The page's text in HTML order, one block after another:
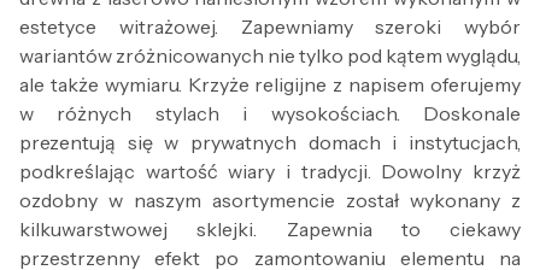
estetyce witrażowej. Zapewniamy szeroki wybór
wariantów zróżnicowanych nie tylko pod kątem wyglądu,
ale także wymiaru. Krzyże religijne z napisem oferujemy
w różnych stylach i wysokościach. Doskonale
prezentują się w prywatnych domach i instytucjach,
podkreślając wartość wiary i tradycji. Dowolny krzyż
ozdobny w naszym asortymencie został wykonany z
kilkuwarstwowej sklejki. Zapewnia to ciekawy
przestrzenny efekt po zamontowaniu elementu na